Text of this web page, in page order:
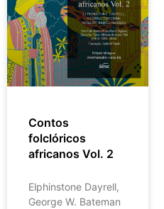
Contos
folclóricos
africanos Vol. 2
Elphinstone Dayrell,
George W. Bateman